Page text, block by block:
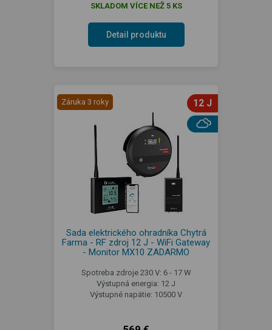
SKLADOM VÍCE NEŽ 5 KS
Detail produktu
Záruka 3 roky 12 J
Sada elektrického ohradníka Chytrá
Farma - RF zdroj 12 J - WiFi Gateway
- Monitor MX10 ZADARMO
Spotreba zdroje 230 V: 6 - 17 W
Výstupná energia: 12 J
Výstupné napätie: 10500 V